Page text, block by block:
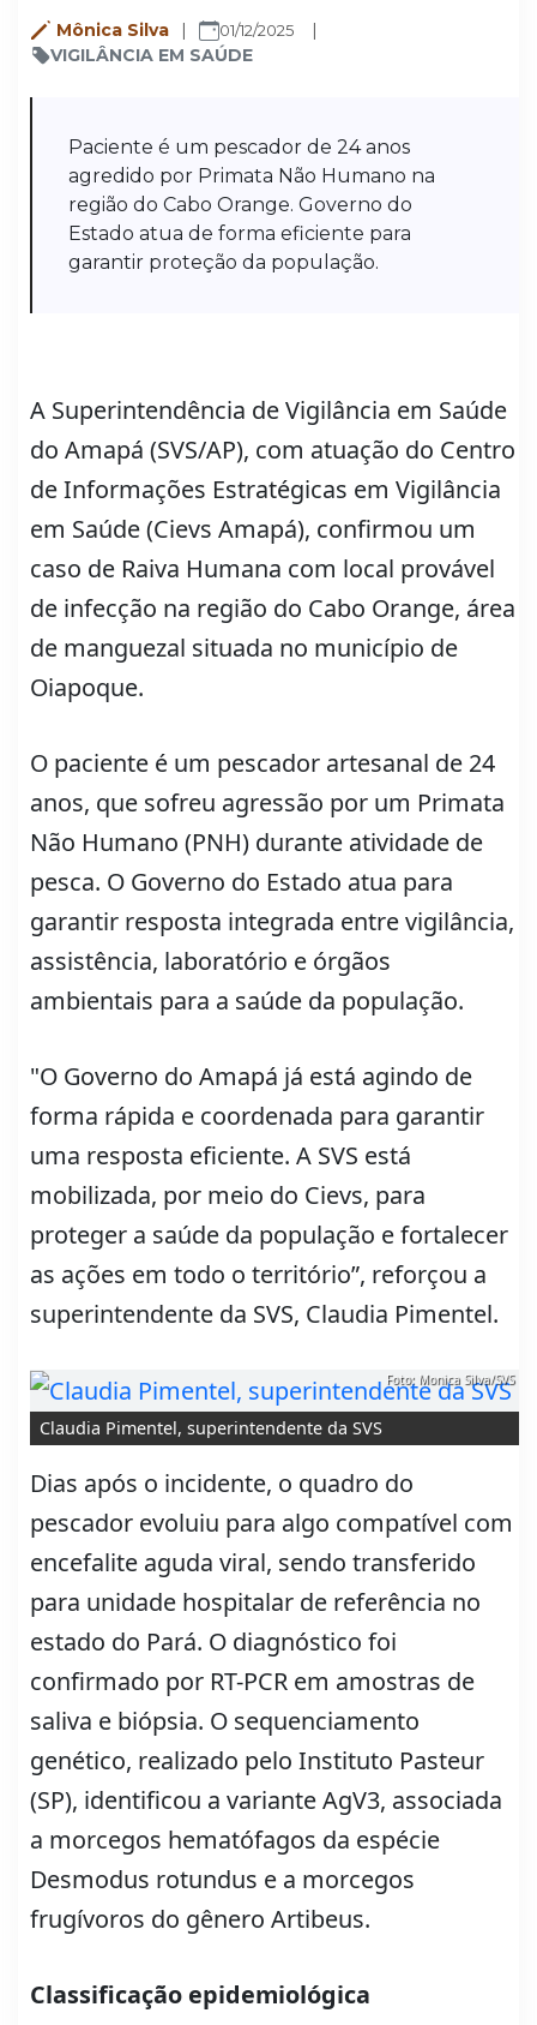
Mônica Silva 01/12/2025
VIGILÂNCIA EM SAÚDE
Paciente é um pescador de 24 anos
agredido por Primata Não Humano na
região do Cabo Orange. Governo do
Estado atua de forma eficiente para
garantir proteção da população.
A Superintendência de Vigilância em Saúde
do Amapá (SVS/AP), com atuação do Centro
de Informações Estratégicas em Vigilância
em Saúde (Cievs Amapá), confirmou um
caso de Raiva Humana com local provável
de infecção na região do Cabo Orange, área
de manguezal situada no município de
Oiapoque.
O paciente é um pescador artesanal de 24
anos, que sofreu agressão por um Primata
Não Humano (PNH) durante atividade de
pesca. O Governo do Estado atua para
garantir resposta integrada entre vigilância,
assistência, laboratório e órgãos
ambientais para a saúde da população.
"O Governo do Amapá já está agindo de
forma rápida e coordenada para garantir
uma resposta eficiente. A SVS está
mobilizada, por meio do Cievs, para
proteger a saúde da população e fortalecer
as ações em todo o território”, reforçou a
superintendente da SVS, Claudia Pimentel.
Claudia Pimentel, superintendente da SVS
Foto: Monica Silva/SVS
Dias após o incidente, o quadro do
pescador evoluiu para algo compatível com
encefalite aguda viral, sendo transferido
para unidade hospitalar de referência no
estado do Pará. O diagnóstico foi
confirmado por RT-PCR em amostras de
saliva e biópsia. O sequenciamento
genético, realizado pelo Instituto Pasteur
(SP), identificou a variante AgV3, associada
a morcegos hematófagos da espécie
Desmodus rotundus e a morcegos
frugívoros do gênero Artibeus.
Classificação epidemiológica